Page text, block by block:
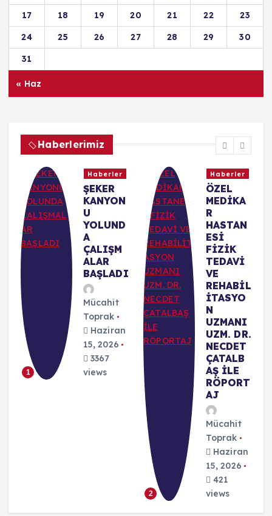
17
18 19 20 21 22
23
24
25 26 27 28 29
30
31
« Haz
Haberlerimiz
1
Haberler
ŞEKER
KANYON
U
YOLUND
A
ÇALIŞM
ALAR
BAŞLADI
Mücahit
Toprak
Haziran
15, 2026
3367
views
2
Haberler
ÖZEL
MEDİKA
R
HASTAN
ESİ
FİZİK
TEDAVİ
VE
REHABİL
İTASYO
N
UZMANI
UZM. DR.
NECDET
ÇATALB
AŞ İLE
RÖPORT
AJ
Mücahit
Toprak
Haziran
15, 2026
421
views